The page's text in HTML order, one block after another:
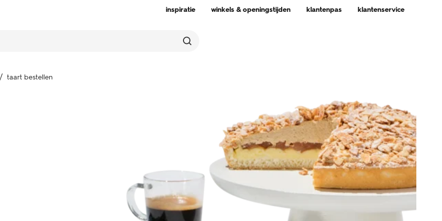
inspiratie winkels & openingstijden klantenpas klantenservice
taart bestellen